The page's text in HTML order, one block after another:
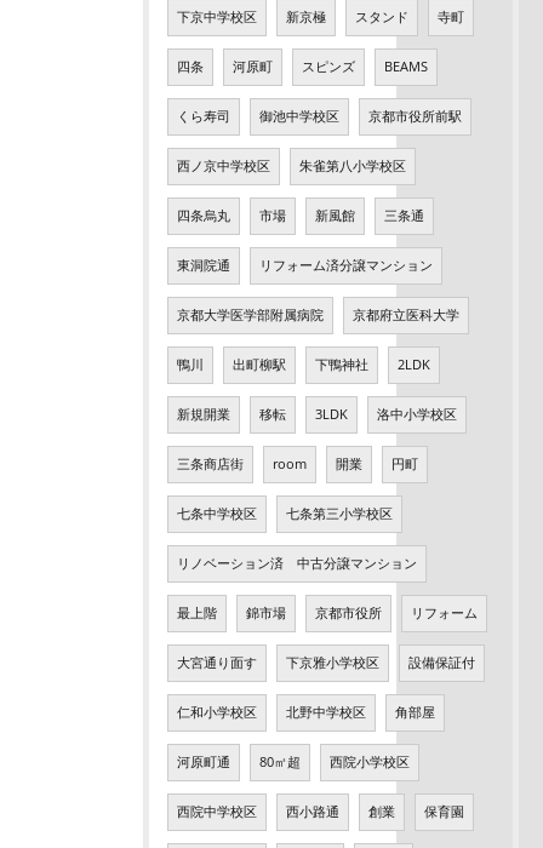
下京中学校区 新京極 スタンド 寺町
四条 河原町 スピンズ BEAMS
くら寿司 御池中学校区 京都市役所前駅
西ノ京中学校区 朱雀第八小学校区
四条烏丸 市場 新風館 三条通
東洞院通 リフォーム済分譲マンション
京都大学医学部附属病院 京都府立医科大学
鴨川 出町柳駅 下鴨神社 2LDK
新規開業 移転 3LDK 洛中小学校区
三条商店街 room 開業 円町
七条中学校区 七条第三小学校区
リノベーション済 中古分譲マンション
最上階 錦市場 京都市役所 リフォーム
大宮通り面す 下京雅小学校区 設備保証付
仁和小学校区 北野中学校区 角部屋
河原町通 80㎡超 西院小学校区
西院中学校区 西小路通 創業 保育園